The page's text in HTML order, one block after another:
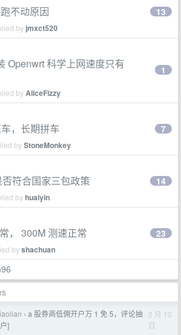
不动原因
by jmxct520
13
Openwrt 科学上网速度只有
byAliceFizzy
1
，长期拼车
byStoneMonkey
7
符合国家三包政策
byhuaiyin
14
， 300M 测速正常
byshachuan
23
› a 股券商低佣开户万 1 免 5，评论抽
]
2 月 10
日